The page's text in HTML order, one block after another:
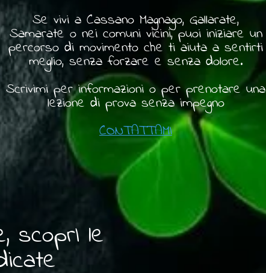
Se vivi a Cassano Magnago, Gallarate,
Samarate o nei comuni vicini, puoi iniziare un
percorso di movimento che ti aiuta a sentirti
meglio, senza forzare e senza dolore.
Scrivimi per informazioni o per prenotare una
lezione di prova senza impegno
CONTATTAMI
scoprI le